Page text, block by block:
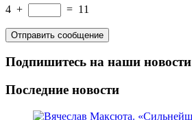
4 + = 11
Подпишитесь на наши новости
Последние новости